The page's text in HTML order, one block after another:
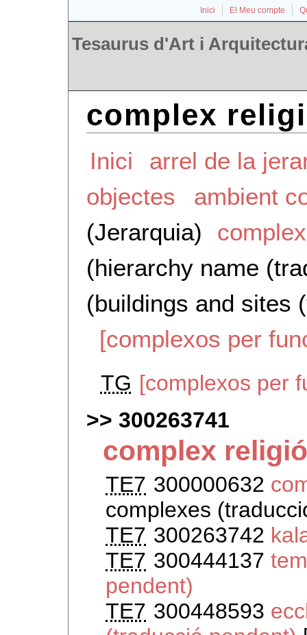
Inici El Meu compte
Tesaurus d'Art i
complex
Inici
arrel de la
objectes
ambient
(Jerarquia)
(hierarchy name
(buildings and sites
[complexos per
TG [complexos per
300263741
complex
TE7 300000632
complexes
TE7 300263742
TE7 300444137
pendent)
TE7 300448593